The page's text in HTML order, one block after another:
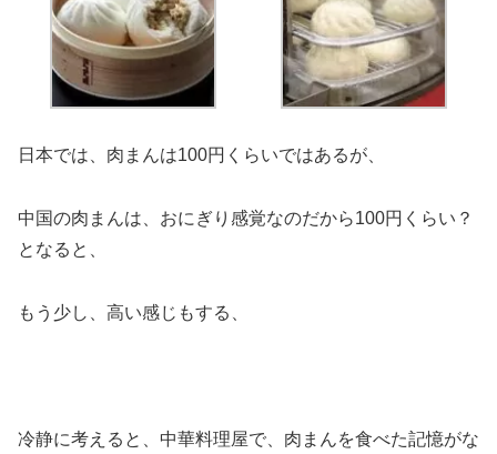
日本では、肉まんは100円くらいではあるが、
中国の肉まんは、おにぎり感覚なのだから100円くらい？
となると、
もう少し、高い感じもする、
冷静に考えると、中華料理屋で、肉まんを食べた記憶がな